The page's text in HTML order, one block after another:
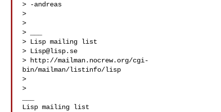
> -andreas
>
>
> ___
> Lisp mailing list
> Lisp@lisp.se
> http://mailman.nocrew.org/cgi-
bin/mailman/listinfo/lisp
>
>